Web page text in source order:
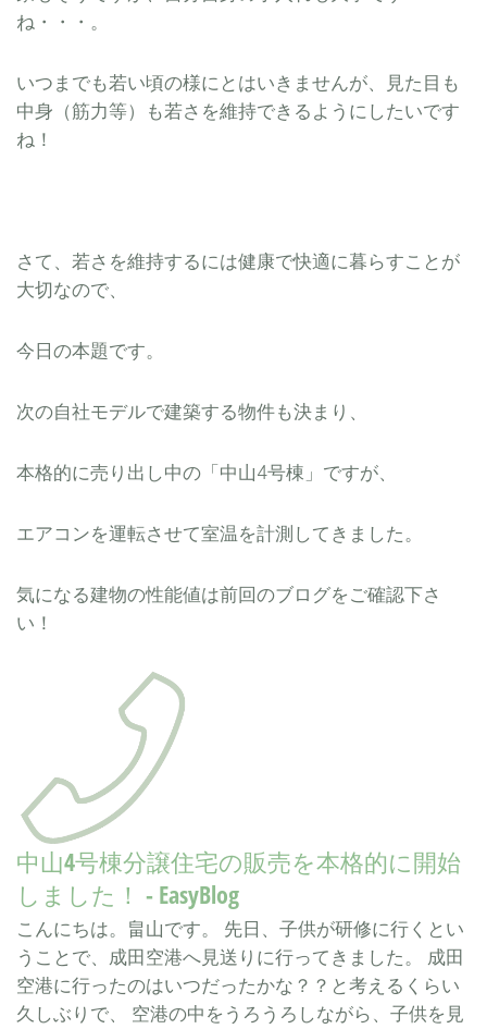
ね・・・。
いつまでも若い頃の様にとはいきませんが、見た目も
中身（筋力等）も若さを維持できるようにしたいです
ね！
さて、若さを維持するには健康で快適に暮らすことが
大切なので、
今日の本題です。
次の自社モデルで建築する物件も決まり、
本格的に売り出し中の「中山4号棟」ですが、
エアコンを運転させて室温を計測してきました。
気になる建物の性能値は前回のブログをご確認下さ
い！
中山4号棟分譲住宅の販売を本格的に開始
しました！ - EasyBlog
こんにちは。畠山です。 先日、子供が研修に行くとい
うことで、成田空港へ見送りに行ってきました。 成田
空港に行ったのはいつだったかな？？と考えるくらい
久しぶりで、 空港の中をうろうろしながら、子供を見